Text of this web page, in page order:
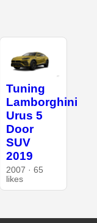
Tuning
Lamborghini
Urus 5
Door
SUV
2019
2007 · 65
likes